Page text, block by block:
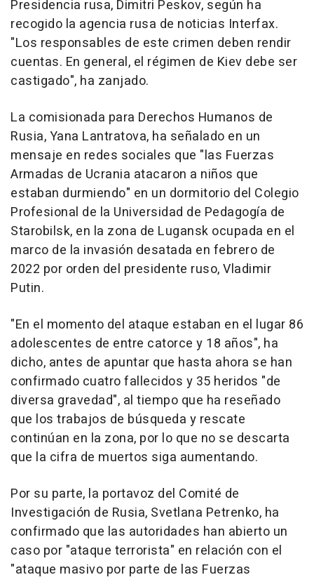
Presidencia rusa, Dimitri Peskov, según ha
recogido la agencia rusa de noticias Interfax.
"Los responsables de este crimen deben rendir
cuentas. En general, el régimen de Kiev debe ser
castigado", ha zanjado.
La comisionada para Derechos Humanos de
Rusia, Yana Lantratova, ha señalado en un
mensaje en redes sociales que "las Fuerzas
Armadas de Ucrania atacaron a niños que
estaban durmiendo" en un dormitorio del Colegio
Profesional de la Universidad de Pedagogía de
Starobilsk, en la zona de Lugansk ocupada en el
marco de la invasión desatada en febrero de
2022 por orden del presidente ruso, Vladimir
Putin.
"En el momento del ataque estaban en el lugar 86
adolescentes de entre catorce y 18 años", ha
dicho, antes de apuntar que hasta ahora se han
confirmado cuatro fallecidos y 35 heridos "de
diversa gravedad", al tiempo que ha reseñado
que los trabajos de búsqueda y rescate
continúan en la zona, por lo que no se descarta
que la cifra de muertos siga aumentando.
Por su parte, la portavoz del Comité de
Investigación de Rusia, Svetlana Petrenko, ha
confirmado que las autoridades han abierto un
caso por "ataque terrorista" en relación con el
"ataque masivo por parte de las Fuerzas